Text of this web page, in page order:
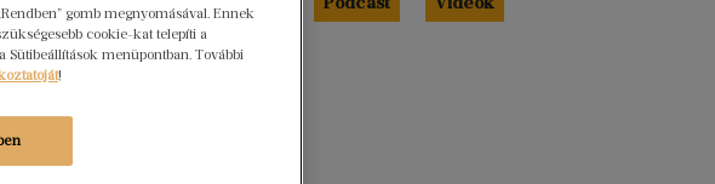
rengeteg
gomb megnyomásával. Ennek
cookie-kat telepíti a
menüpontban. További
!